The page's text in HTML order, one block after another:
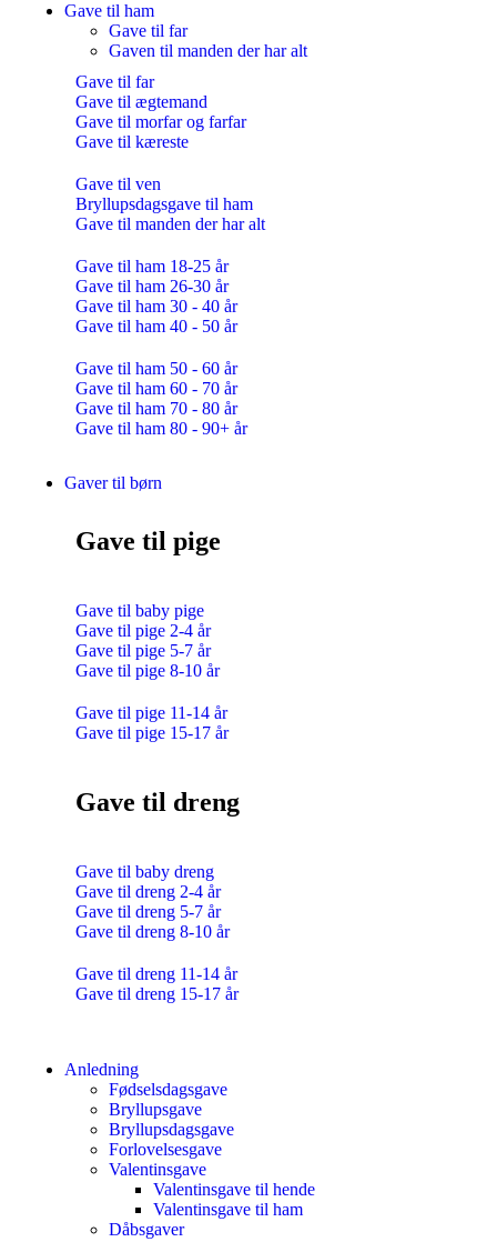
Gave til ham
Gave til far
Gaven til manden der har alt
Gave til far
Gave til ægtemand
Gave til morfar og farfar
Gave til kæreste
Gave til ven
Bryllupsdagsgave til ham
Gave til manden der har alt
Gave til ham 18-25 år
Gave til ham 26-30 år
Gave til ham 30 - 40 år
Gave til ham 40 - 50 år
Gave til ham 50 - 60 år
Gave til ham 60 - 70 år
Gave til ham 70 - 80 år
Gave til ham 80 - 90+ år
Gaver til børn
Gave til pige
Gave til baby pige
Gave til pige 2-4 år
Gave til pige 5-7 år
Gave til pige 8-10 år
Gave til pige 11-14 år
Gave til pige 15-17 år
Gave til dreng
Gave til baby dreng
Gave til dreng 2-4 år
Gave til dreng 5-7 år
Gave til dreng 8-10 år
Gave til dreng 11-14 år
Gave til dreng 15-17 år
Anledning
Fødselsdagsgave
Bryllupsgave
Bryllupsdagsgave
Forlovelsesgave
Valentinsgave
Valentinsgave til hende
Valentinsgave til ham
Dåbsgaver